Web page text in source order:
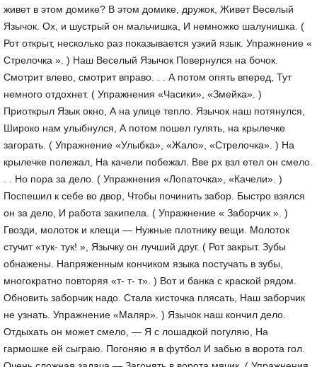
живет в этом домике? В этом домике, дружок, Живет Веселый
Язычок. Ох, и шустрый он мальчишка, И немножко шалунишка. (
Рот открыт, несколько раз показывается узкий язык. Упражнение «
Стрелочка ». ) Наш Веселый Язычок Повернулся на бочок.
Смотрит влево, смотрит вправо. . . А потом опять вперед, Тут
немного отдохнет. ( Упражнения «Часики», «Змейка». )
Приоткрыл Язык окно, А на улице тепло. Язычок наш потянулся,
Широко нам улыбнулся, А потом пошел гулять, на крылечке
загорать. ( Упражнение «Улыбка», «Жало», «Стрелочка». ) На
крылечке полежал, На качели побежал. Вве рх взл етел он смело.
. . Но пора за дело. ( Упражнения «Лопаточка», «Качели». )
Поспешил к себе во двор, Чтобы починить забор. Быстро взялся
он за дело, И работа закипела. ( Упражнение « Заборчик ». )
Гвозди, молоток и клещи — Нужные плотнику вещи. Молоток
стучит «тук- тук! », Язычку он лучший друг. ( Рот закрыт. Зубы
обнажены. Напряженным кончиком языка постучать в зубы,
многократно повторяя «т- т- т». ) Вот и банка с краской рядом.
Обновить заборчик надо. Стала кисточка плясать, Наш заборчик
не узнать. Упражнение «Маляр». ) Язычок наш кончил дело.
Отдыхать он может смело, — Я с лошадкой погуляю, На
гармошке ей сыграю. Погоняю я в футбол И забью в ворота гол.